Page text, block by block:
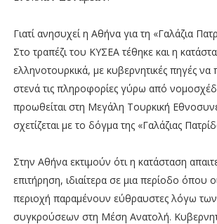
Γιατί ανησυχεί η Αθήνα για τη «Γαλάζια
Στο τραπέζι του ΚΥΣΕΑ τέθηκε και η
ελληνοτουρκικά, με κυβερνητικές πηγές
στενά τις πληροφορίες γύρω από
προωθείται στη Μεγάλη Τουρκική
σχετίζεται με το δόγμα της «Γαλάζιας
Στην Αθήνα εκτιμούν ότι η κατάσταση
επιτήρηση, ιδιαίτερα σε μια περίοδο όπου
περιοχή παραμένουν εύθραυστες λόγω
συγκρούσεων στη Μέση Ανατολή.